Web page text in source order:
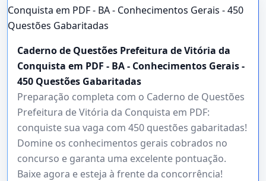
Caderno de Questões Prefeitura de Vitória da
Conquista em PDF - BA - Conhecimentos Gerais -
450 Questões Gabaritadas
Preparação completa com o Caderno de Questões
Prefeitura de Vitória da Conquista em PDF:
conquiste sua vaga com 450 questões gabaritadas!
Domine os conhecimentos gerais cobrados no
concurso e garanta uma excelente pontuação.
Baixe agora e esteja à frente da concorrência!